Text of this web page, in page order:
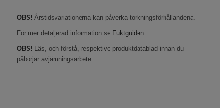
OBS! Årstidsvariationerna kan påverka torkningsförhållandena.
För mer detaljerad information se Fuktguiden.
OBS! Läs, och förstå, respektive produktdatablad innan du
påbörjar avjämningsarbete.